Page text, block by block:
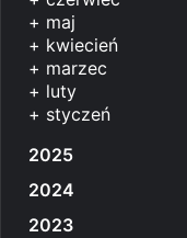
+ maj
+ kwiecień
+ marzec
+ luty
+ styczeń
2025
2024
2023